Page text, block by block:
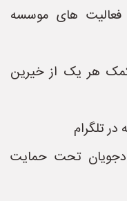
های موسسه
هر یک از خیرین
تلگرام
تحت حمایت